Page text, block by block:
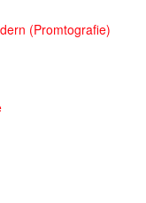
(Promtografie)